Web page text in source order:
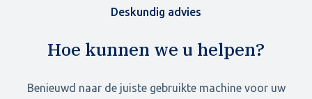
Deskundig advies
Hoe kunnen we u helpen?
Benieuwd naar de juiste gebruikte machine voor uw